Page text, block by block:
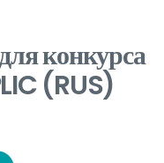
конкурса
(RUS)